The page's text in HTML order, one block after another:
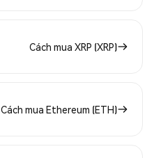
Cách mua XRP (XRP)
Cách mua Ethereum (ETH)